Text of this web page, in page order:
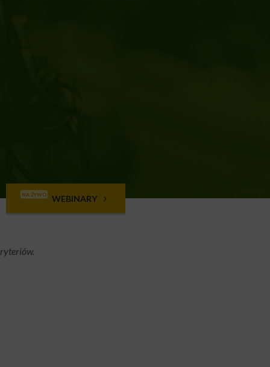
NA ŻYWO WEBINARY